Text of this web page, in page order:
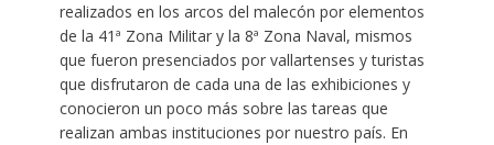
realizados en los arcos del malecón por elementos
de la 41ª Zona Militar y la 8ª Zona Naval, mismos
que fueron presenciados por vallartenses y turistas
que disfrutaron de cada una de las exhibiciones y
conocieron un poco más sobre las tareas que
realizan ambas instituciones por nuestro país. En